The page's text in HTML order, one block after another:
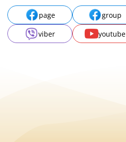
page group
viber
youtube